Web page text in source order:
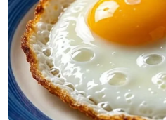
Berita Telus & Tulus
hari!